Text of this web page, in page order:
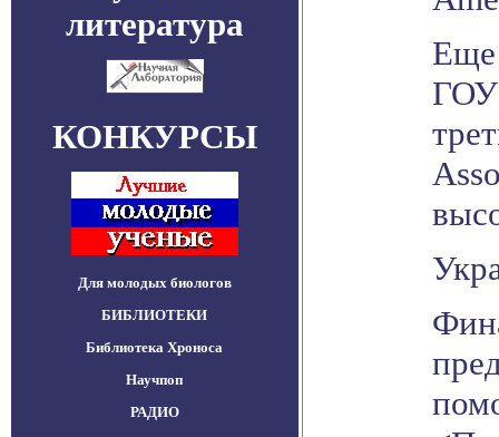
литература
КОНКУРСЫ
Для молодых биологов
БИБЛИОТЕКИ
Библиотека Хроноса
Научпоп
РАДИО
Еще
ГОУ